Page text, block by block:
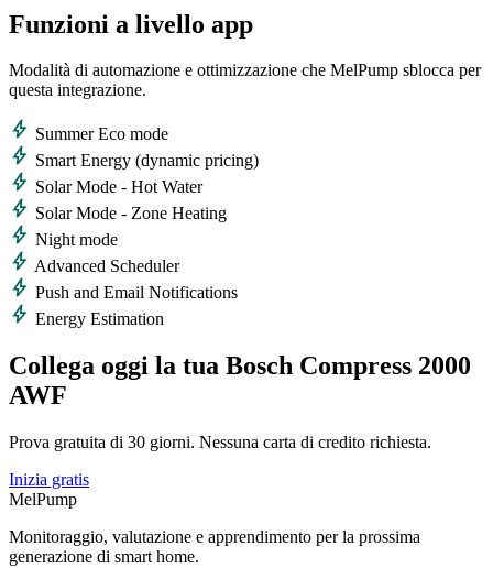
Funzioni a livello app
Modalità di automazione e ottimizzazione che MelPump sblocca per
questa integrazione.
bolt Summer Eco mode
bolt Smart Energy (dynamic pricing)
bolt Solar Mode - Hot Water
bolt Solar Mode - Zone Heating
bolt Night mode
bolt Advanced Scheduler
bolt Push and Email Notifications
bolt Energy Estimation
Collega oggi la tua Bosch Compress 2000
AWF
Prova gratuita di 30 giorni. Nessuna carta di credito richiesta.
Inizia gratis
MelPump
Monitoraggio, valutazione e apprendimento per la prossima
generazione di smart home.